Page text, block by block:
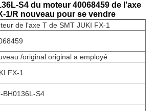
S4 du moteur 40068459 de l'axe
1/R nouveau pour se vendre
de l'axe T de SMT JUKI FX-1
/original original a employé
FX-1
BH0136L-S4